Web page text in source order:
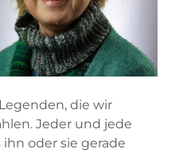
die wir
Jeder und jede
oder sie gerade